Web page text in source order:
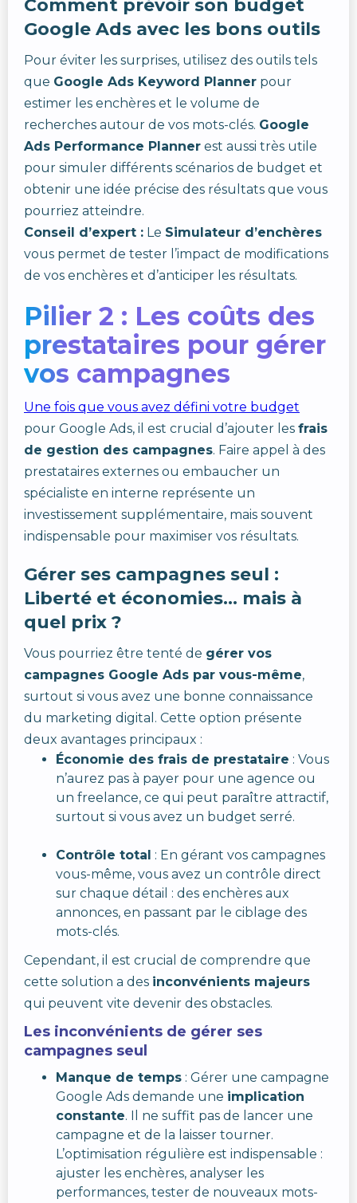
Comment prévoir son budget
Google Ads avec les bons outils
Pour éviter les surprises, utilisez des outils tels
que Google Ads Keyword Planner pour
estimer les enchères et le volume de
recherches autour de vos mots-clés. Google
Ads Performance Planner est aussi très utile
pour simuler différents scénarios de budget et
obtenir une idée précise des résultats que vous
pourriez atteindre.
Conseil d’expert : Le Simulateur d’enchères
vous permet de tester l’impact de modifications
de vos enchères et d’anticiper les résultats.
Pilier 2 : Les coûts des
prestataires pour gérer
vos campagnes
Une fois que vous avez défini votre budget
pour Google Ads, il est crucial d’ajouter les frais
de gestion des campagnes. Faire appel à des
prestataires externes ou embaucher un
spécialiste en interne représente un
investissement supplémentaire, mais souvent
indispensable pour maximiser vos résultats.
Gérer ses campagnes seul :
Liberté et économies… mais à
quel prix ?
Vous pourriez être tenté de gérer vos
campagnes Google Ads par vous-même,
surtout si vous avez une bonne connaissance
du marketing digital. Cette option présente
deux avantages principaux :
Économie des frais de prestataire : Vous
n’aurez pas à payer pour une agence ou
un freelance, ce qui peut paraître attractif,
surtout si vous avez un budget serré.
Contrôle total : En gérant vos campagnes
vous-même, vous avez un contrôle direct
sur chaque détail : des enchères aux
annonces, en passant par le ciblage des
mots-clés.
Cependant, il est crucial de comprendre que
cette solution a des inconvénients majeurs
qui peuvent vite devenir des obstacles.
Les inconvénients de gérer ses
campagnes seul
Manque de temps : Gérer une campagne
Google Ads demande une implication
constante. Il ne suffit pas de lancer une
campagne et de la laisser tourner.
L’optimisation régulière est indispensable :
ajuster les enchères, analyser les
performances, tester de nouveaux mots-